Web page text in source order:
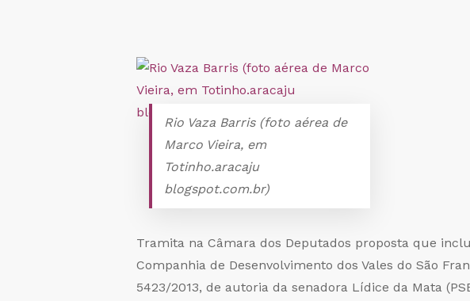
Rio Vaza Barris (foto aérea de
Marco Vieira, em
Totinho.aracaju
blogspot.com.br)
Tramita na Câmara dos Deputados proposta que
Companhia de Desenvolvimento dos Vales do São
5423/2013, de autoria da senadora Lídice da Mata